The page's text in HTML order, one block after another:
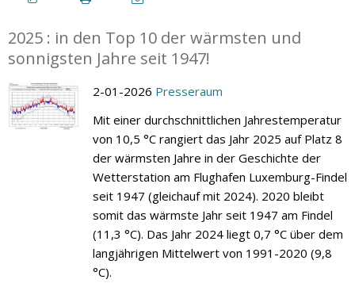
2025 : in den Top 10 der wärmsten und
sonnigsten Jahre seit 1947!
2-01-2026 Presseraum
Mit einer durchschnittlichen Jahrestemperatur
von 10,5 °C rangiert das Jahr 2025 auf Platz 8
der wärmsten Jahre in der Geschichte der
Wetterstation am Flughafen Luxemburg-Findel
seit 1947 (gleichauf mit 2024). 2020 bleibt
somit das wärmste Jahr seit 1947 am Findel
(11,3 °C). Das Jahr 2024 liegt 0,7 °C über dem
langjährigen Mittelwert von 1991-2020 (9,8
°C).